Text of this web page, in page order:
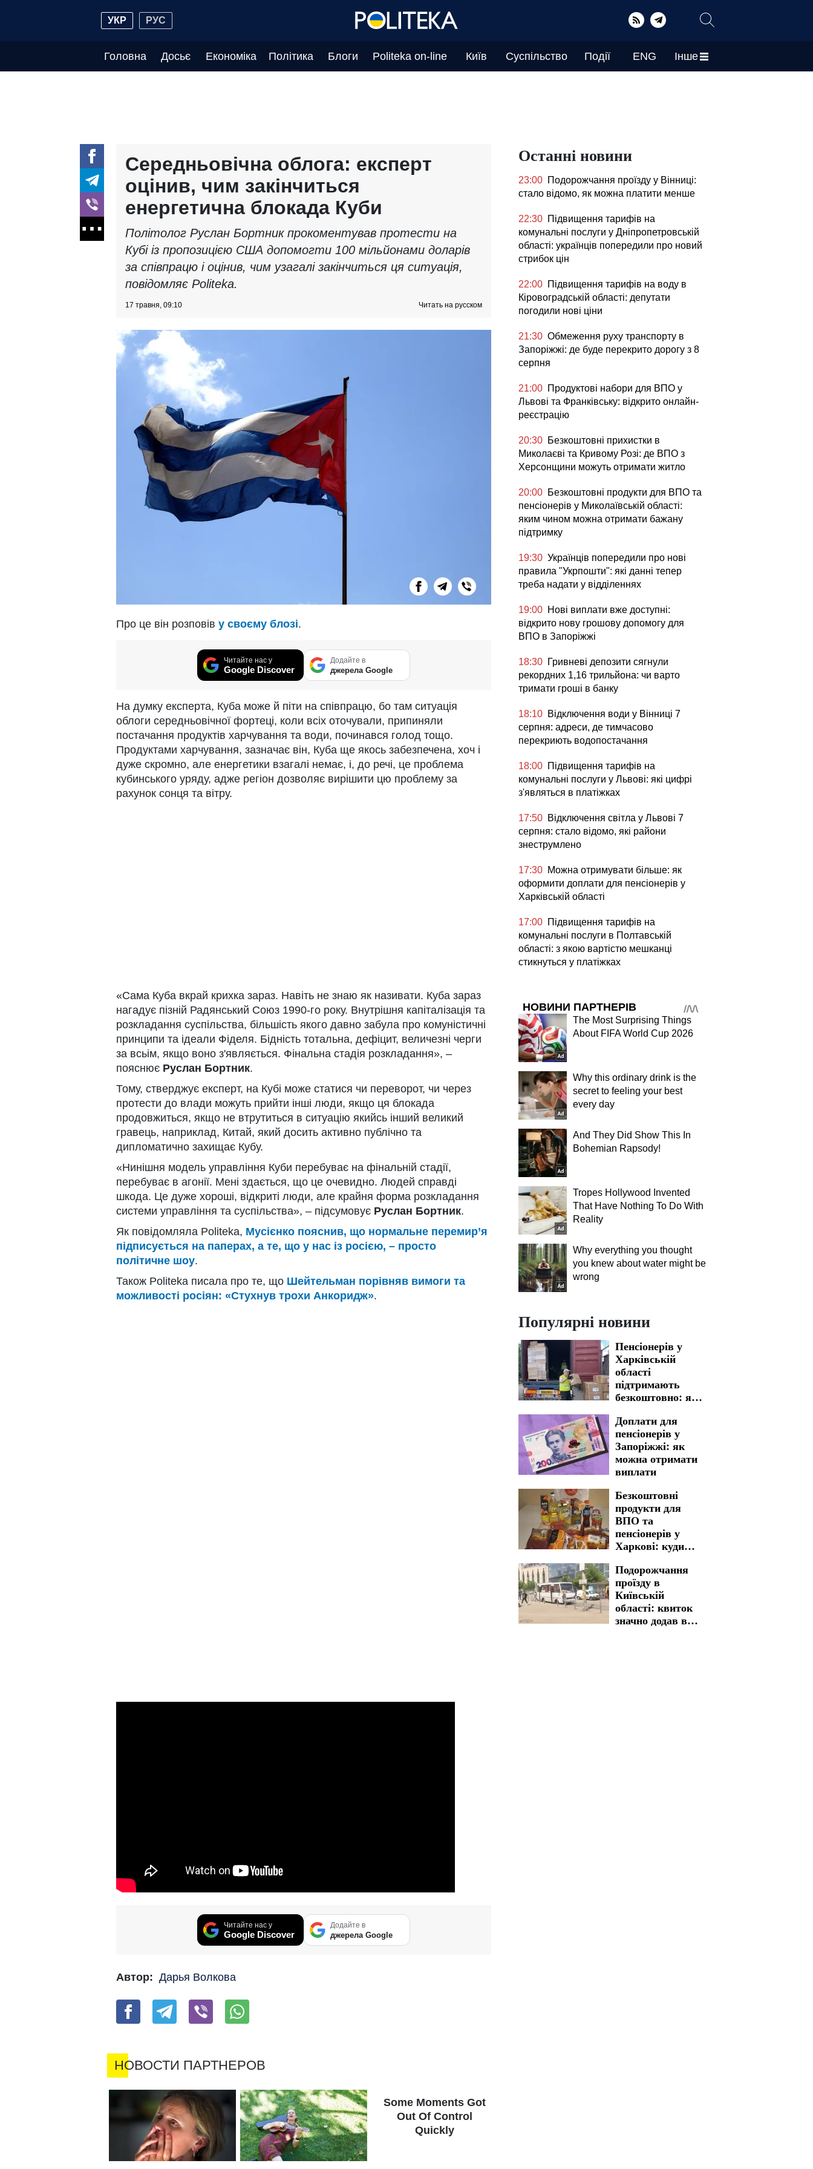
УКР РУС
Головна Досьє Економіка Політика Блоги Politeka on-line Київ Суспільство Події ENG Інше
Середньовічна облога: експерт
оцінив, чим закінчиться
енергетична блокада Куби
Політолог Руслан Бортник прокоментував протести на
Кубі із пропозицією США допомогти 100 мільйонами доларів
за співпрацю і оцінив, чим узагалі закінчиться ця ситуація,
повідомляє Politeka.
17 травня, 09:10 Читать на русском
Про це він розповів у своєму блозі.
Читайте нас у
Google Discover
Додайте в
джерела Google
На думку експерта, Куба може й піти на співпрацю, бо там ситуація
облоги середньовічної фортеці, коли всіх оточували, припиняли
постачання продуктів харчування та води, починався голод тощо.
Продуктами харчування, зазначає він, Куба ще якось забезпечена, хоч і
дуже скромно, але енергетики взагалі немає, і, до речі, це проблема
кубинського уряду, адже регіон дозволяє вирішити цю проблему за
рахунок сонця та вітру.
«Сама Куба вкрай крихка зараз. Навіть не знаю як називати. Куба зараз
нагадує пізній Радянський Союз 1990-го року. Внутрішня капіталізація та
розкладання суспільства, більшість якого давно забула про комуністичні
принципи та ідеали Фіделя. Бідність тотальна, дефіцит, величезні черги
за всьім, якщо воно з'являється. Фінальна стадія розкладання», –
пояснює Руслан Бортник.
Тому, стверджує експерт, на Кубі може статися чи переворот, чи через
протести до влади можуть прийти інші люди, якщо ця блокада
продовжиться, якщо не втрутиться в ситуацію якийсь інший великий
гравець, наприклад, Китай, який досить активно публічно та
дипломатично захищає Кубу.
«Нинішня модель управління Куби перебуває на фінальній стадії,
перебуває в агонії. Мені здається, що це очевидно. Людей справді
шкода. Це дуже хороші, відкриті люди, але крайня форма розкладання
системи управління та суспільства», – підсумовує Руслан Бортник.
Як повідомляла Politeka, Мусієнко пояснив, що нормальне перемир’я
підписується на паперах, а те, що у нас із росією, – просто
політичне шоу.
Також Politeka писала про те, що Шейтельман порівняв вимоги та
можливості росіян: «Стухнув трохи Анкоридж».
Читайте нас у
Google Discover
Додайте в
джерела Google
Автор: Дарья Волкова
Останні новини
23:00 Подорожчання проїзду у Вінниці:
стало відомо, як можна платити менше
22:30 Підвищення тарифів на
комунальні послуги у Дніпропетровській
області: українців попередили про новий
стрибок цін
22:00 Підвищення тарифів на воду в
Кіровоградській області: депутати
погодили нові ціни
21:30 Обмеження руху транспорту в
Запоріжжі: де буде перекрито дорогу з 8
серпня
21:00 Продуктові набори для ВПО у
Львові та Франківську: відкрито онлайн-
реєстрацію
20:30 Безкоштовні прихистки в
Миколаєві та Кривому Розі: де ВПО з
Херсонщини можуть отримати житло
20:00 Безкоштовні продукти для ВПО та
пенсіонерів у Миколаївській області:
яким чином можна отримати бажану
підтримку
19:30 Українців попередили про нові
правила "Укрпошти": які данні тепер
треба надати у відділеннях
19:00 Нові виплати вже доступні:
відкрито нову грошову допомогу для
ВПО в Запоріжжі
18:30 Гривневі депозити сягнули
рекордних 1,16 трильйона: чи варто
тримати гроші в банку
18:10 Відключення води у Вінниці 7
серпня: адреси, де тимчасово
перекриють водопостачання
18:00 Підвищення тарифів на
комунальні послуги у Львові: які цифрі
з'являться в платіжках
17:50 Відключення світла у Львові 7
серпня: стало відомо, які райони
знеструмлено
17:30 Можна отримувати більше: як
оформити доплати для пенсіонерів у
Харківській області
17:00 Підвищення тарифів на
комунальні послуги в Полтавській
області: з якою вартістю мешканці
стикнуться у платіжках
НОВИНИ ПАРТНЕРІВ
The Most Surprising Things
About FIFA World Cup 2026
Why this ordinary drink is the
secret to feeling your best
every day
And They Did Show This In
Bohemian Rapsody!
Tropes Hollywood Invented
That Have Nothing To Do With
Reality
Why everything you thought
you knew about water might be
wrong
Популярні новини
Пенсіонерів у
Харківській
області
підтримають
безкоштовно: яку
допомогу можна
отримати
Доплати для
пенсіонерів у
Запоріжжі: як
можна отримати
виплати
Безкоштовні
продукти для
ВПО та
пенсіонерів у
Харкові: куди
отримання
життєво важливої
допомоги
Подорожчання
проїзду в
Київській
області: квиток
значно додав в